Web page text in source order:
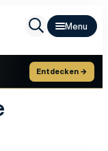
Entdecken →